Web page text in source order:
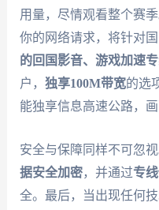
用量，尽情观看整个赛
你的网络请求，将针对
的回国影音、游戏加速
户， 独享100M带宽的选
能独享信息高速公路，画
安全与保障同样不可忽
据安全加密，并通过专
全。最后，当出现任何技